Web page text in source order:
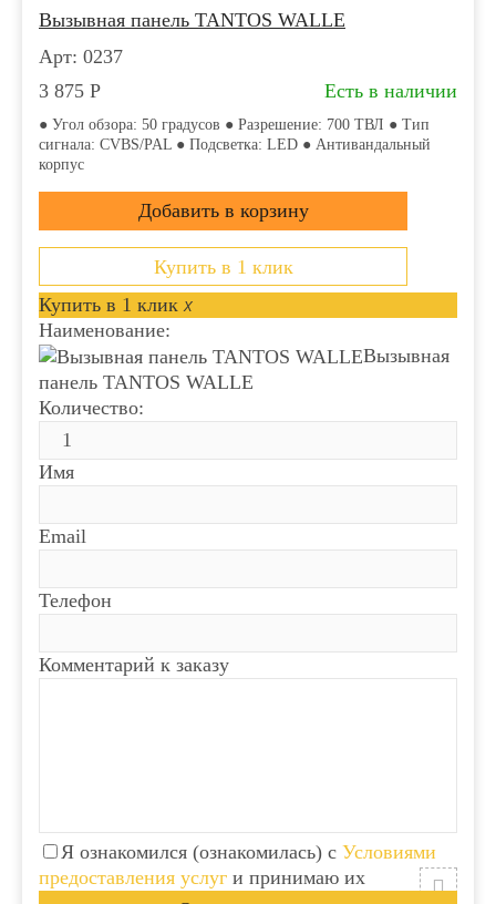
Вызывная панель TANTOS WALLE
Арт: 0237
3 875 Р Есть в наличии
● Угол обзора: 50 градусов ● Разрешение: 700 ТВЛ ● Тип
сигнала: CVBS/PAL ● Подсветка: LED ● Антивандальный
корпус
Купить в 1 клик
Купить в 1 клик x
Наименование:
Вызывная
панель TANTOS WALLE
Количество:
Имя
Email
Телефон
Комментарий к заказу
Я ознакомился (ознакомилась) с Условиями
предоставления услуг и принимаю их